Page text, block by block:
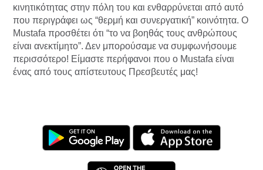
κινητικότητας στην πόλη του και ενθαρρύνεται από αυτό
που περιγράφει ως “θερμή και συνεργατική” κοινότητα. Ο
Mustafa προσθέτει ότι “το να βοηθάς τους ανθρώπους
είναι ανεκτίμητο”. Δεν μπορούσαμε να συμφωνήσουμε
περισσότερο! Είμαστε περήφανοι που ο Mustafa είναι
ένας από τους απίστευτους Πρεσβευτές μας!